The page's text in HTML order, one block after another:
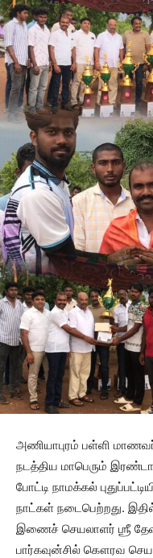
அணியாபுரம் பள்ளி
நடத்திய மாபெரும்
போட்டி நாமக்கல்
நாட்கள் நடைபெற்றது.
இணைச் செயலாளர் ஶ்ரீ தேவி
பார்கவுன்சில் கௌரவ